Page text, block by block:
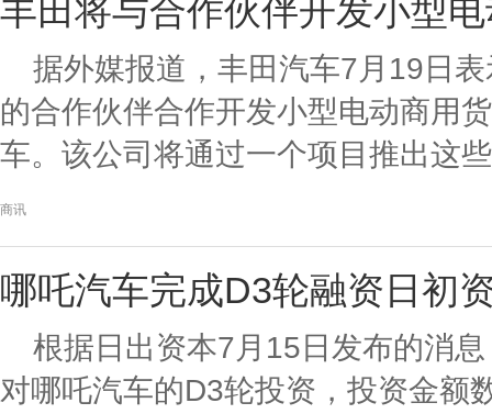
丰田将与合作伙伴开发小型
据外媒报道，丰田汽车7月19日
的合作伙伴合作开发小型电动商用
车。该公司将通过一个项目推出这
商讯
哪吒汽车完成D3轮融资日初
根据日出资本7月15日发布的消
对哪吒汽车的D3轮投资，投资金额